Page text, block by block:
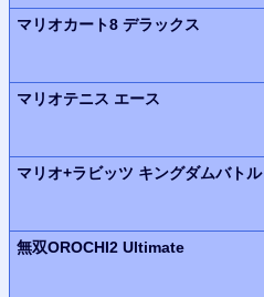
マリオカート8 デラックス
マリオテニス エース
マリオ+ラビッツ キングダムバトル
無双OROCHI2 Ultimate